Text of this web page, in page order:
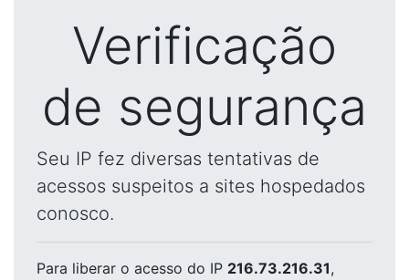
Verificação
de segurança
Seu IP fez diversas tentativas de
acessos suspeitos a sites hospedados
conosco.
Para liberar o acesso do IP 216.73.216.31,